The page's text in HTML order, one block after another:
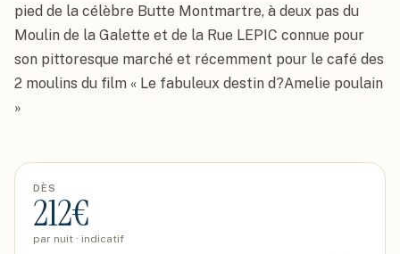
pied de la célèbre Butte Montmartre, à deux pas du
Moulin de la Galette et de la Rue LEPIC connue pour
son pittoresque marché et récemment pour le café des
2 moulins du film « Le fabuleux destin d?Amelie poulain
»
DÈS
212€
par nuit · indicatif